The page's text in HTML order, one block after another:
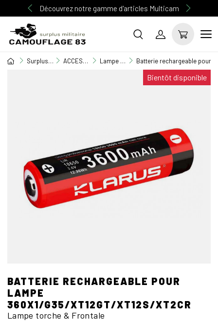
Découvrez notre gamme d'articles Multicam
Surplus Militaire ACCESSOIRE MILITAIRE Lampe torche & Frontale Batterie rechargeable pour
Bientôt disponible
BATTERIE RECHARGEABLE POUR
LAMPE
360X1/G35/XT12GT/XT12S/XT2CR
Lampe torche & Frontale